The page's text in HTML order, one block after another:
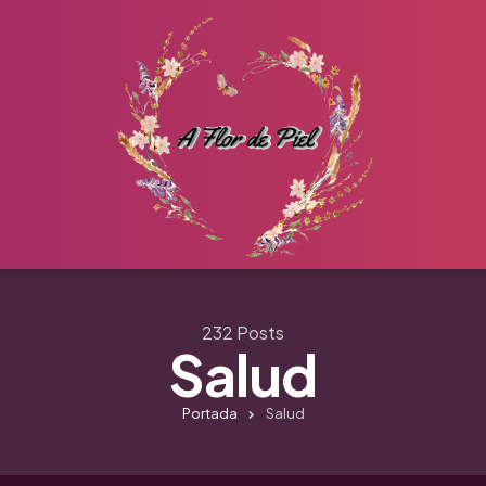
232 Posts
Salud
Portada Salud